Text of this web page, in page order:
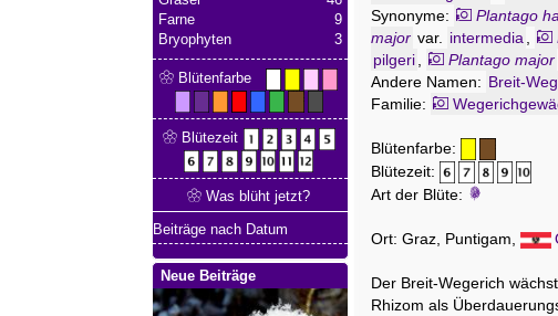
Synonyme:
Plantago
major var. intermedia
pilgeri
Plantago major
Andere Namen: Breit-
Familie:
Blütenfarbe:
Blütezeit:
Art der Blüte:
Ort: Graz, Puntigam,
Der Breit-Wegerich
Rhizom als
9
Farne
3
Bryophyten
Blütenfarbe
Blütezeit
Was blüht jetzt?
Beiträge nach Datum
Neue Beiträge